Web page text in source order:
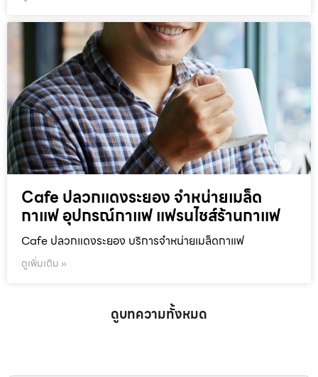
Cafe ปลวกแดงระยอง จำหน่ายเมล็ด
กาแฟ อุปกรณ์กาแฟ แฟรนไชส์ร้านกาแฟ
Cafe ปลวกแดงระยอง บริการจำหน่ายเมล็ดกาแฟ
ดูเพิ่มเติม »
ดูบทความทั้งหมด